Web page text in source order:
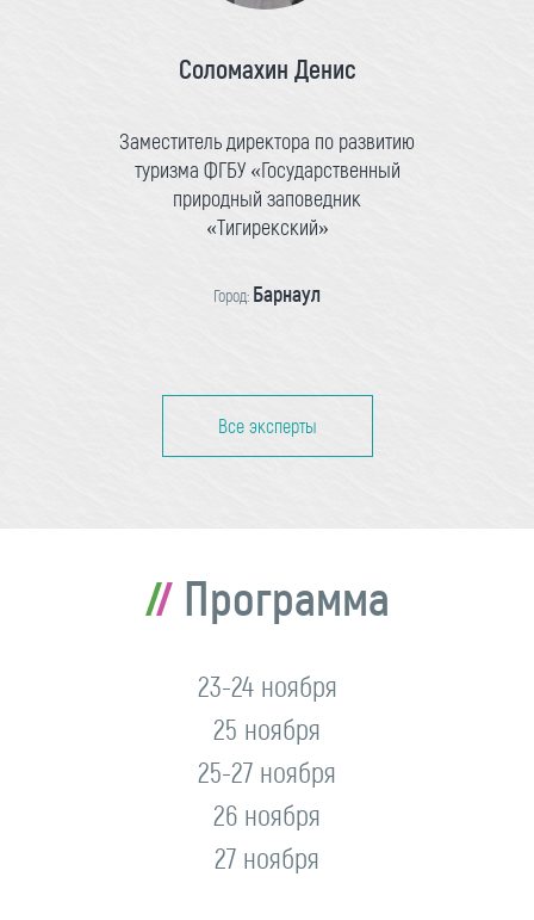
Соломахин Денис
Заместитель директора по развитию
туризма ФГБУ «Государственный
природный заповедник
«Тигирекский»
Город: Барнаул
Все эксперты
Программа
23-24 ноября
25 ноября
25-27 ноября
26 ноября
27 ноября